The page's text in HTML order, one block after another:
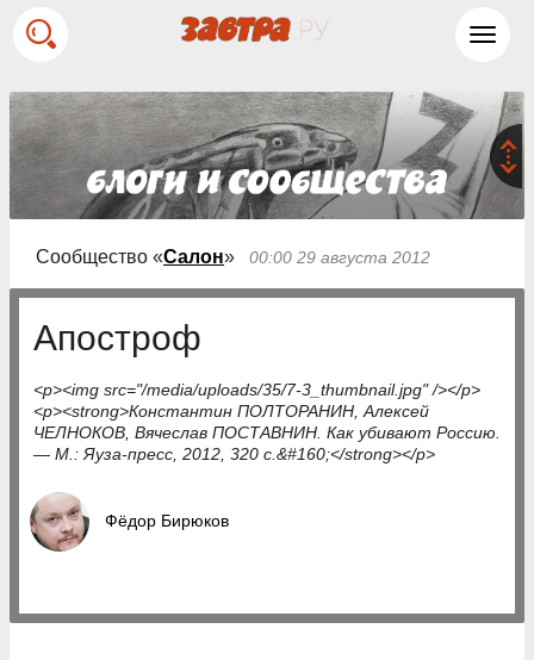
Сообщество «Салон» 00:00 29 августа 2012
Апостроф
<p><img src="/media/uploads/35/7-3_thumbnail.jpg" /></p>
<p><strong>Константин ПОЛТОРАНИН, Алексей
ЧЕЛНОКОВ, Вячеслав ПОСТАВНИН. Как убивают Россию.
— М.: Яуза-пресс, 2012, 320 с.&#160;</strong></p>
Фёдор Бирюков